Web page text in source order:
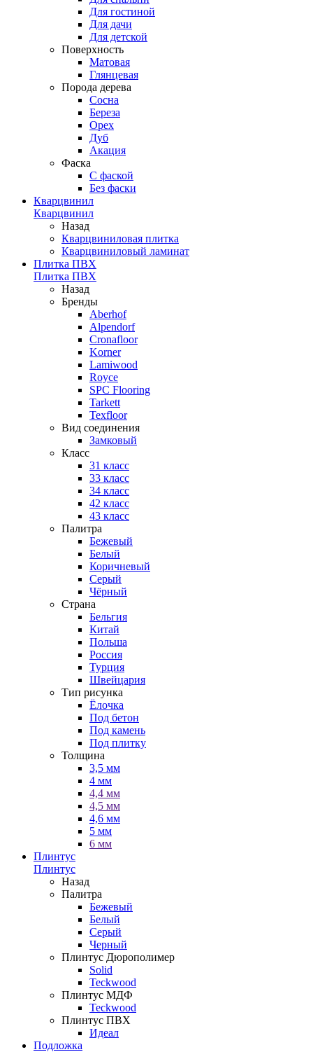
Для гостиной
Для дачи
Для детской
Поверхность
Матовая
Глянцевая
Порода дерева
Сосна
Береза
Орех
Дуб
Акация
Фаска
С фаской
Без фаски
Кварцвинил
Кварцвинил
Назад
Кварцвиниловая плитка
Кварцвиниловый ламинат
Плитка ПВХ
Плитка ПВХ
Назад
Бренды
Aberhof
Alpendorf
Cronafloor
Korner
Lamiwood
Royce
SPC Flooring
Tarkett
Texfloor
Вид соединения
Замковый
Класс
31 класс
33 класс
34 класс
42 класс
43 класс
Палитра
Бежевый
Белый
Коричневый
Серый
Чёрный
Страна
Бельгия
Китай
Польша
Россия
Турция
Швейцария
Тип рисунка
Ёлочка
Под бетон
Под камень
Под плитку
Толщина
3,5 мм
4 мм
4,4 мм
4,5 мм
4,6 мм
5 мм
6 мм
Плинтус
Плинтус
Назад
Палитра
Бежевый
Белый
Серый
Черный
Плинтус Дюрополимер
Solid
Teckwood
Плинтус МДФ
Teckwood
Плинтус ПВХ
Идеал
Подложка